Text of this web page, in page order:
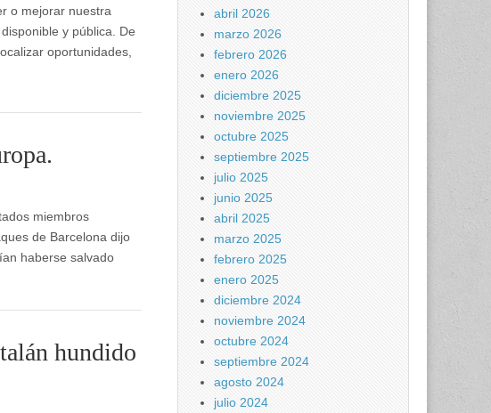
o mejorar nuestra
y pública. De
oportunidades,
miembros
de Barcelona dijo
haberse salvado
hundido
abril 2026
marzo 2026
febrero 2026
enero 2026
diciembre 2025
noviembre 2025
octubre 2025
septiembre 2025
julio 2025
junio 2025
abril 2025
marzo 2025
febrero 2025
enero 2025
diciembre 2024
noviembre 2024
octubre 2024
septiembre 2024
agosto 2024
julio 2024